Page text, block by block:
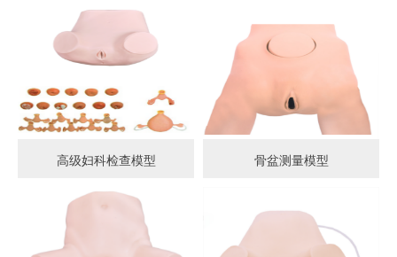
高级妇科检查模型 骨盆测量模型